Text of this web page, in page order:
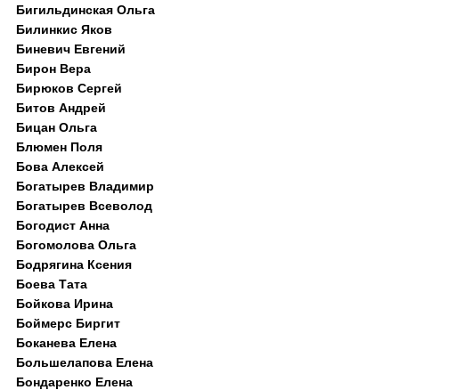
Бигильдинская Ольга
Билинкис Яков
Биневич Евгений
Бирон Вера
Бирюков Сергей
Битов Андрей
Бицан Ольга
Блюмен Поля
Бова Алексей
Богатырев Владимир
Богатырев Всеволод
Богодист Анна
Богомолова Ольга
Бодрягина Ксения
Боева Тата
Бойкова Ирина
Боймерс Биргит
Боканева Елена
Большелапова Елена
Бондаренко Елена